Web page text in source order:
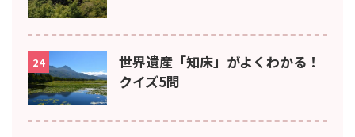
24
世界遺産「知床」がよくわかる！
クイズ5問